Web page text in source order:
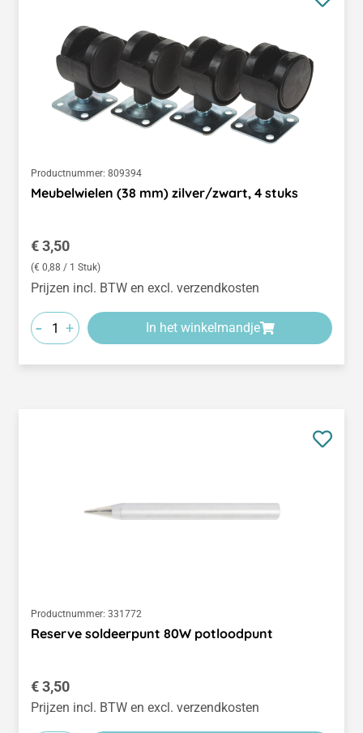
Productnummer: 809394
Meubelwielen (38 mm) zilver/zwart, 4 stuks
Normale prijs:
€ 3,50
(€ 0,88 / 1 Stuk)
Prijzen incl. BTW en excl. verzendkosten
- + In het winkelmandje
Productnummer: 331772
Reserve soldeerpunt 80W potloodpunt
Normale prijs:
€ 3,50
Prijzen incl. BTW en excl. verzendkosten